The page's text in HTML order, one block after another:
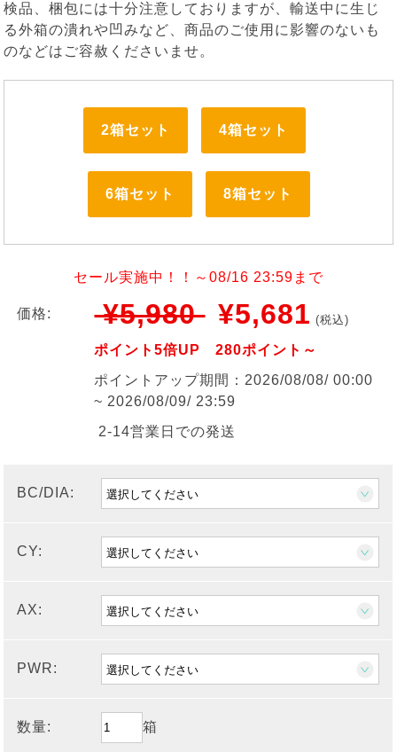
検品、梱包には十分注意しておりますが、輸送中に生じ
る外箱の潰れや凹みなど、商品のご使用に影響のないも
のなどはご容赦くださいませ。
2箱セット 4箱セット
6箱セット 8箱セット
セール実施中！！～08/16 23:59まで
価格: ¥5,980 ¥5,681 (税込)
ポイント5倍UP 280ポイント～
ポイントアップ期間：2026/08/08/ 00:00
~ 2026/08/09/ 23:59
2-14営業日での発送
BC/DIA:
CY:
AX:
PWR:
数量: 箱